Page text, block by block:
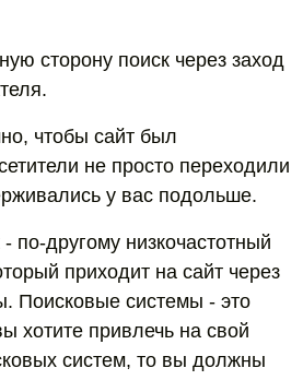
сторону поиск через заход
чтобы сайт был
не просто переходили
у вас подольше.
по-другому низкочастотный
приходит на сайт через
Поисковые системы - это
хотите привлечь на свой
систем, то вы должны